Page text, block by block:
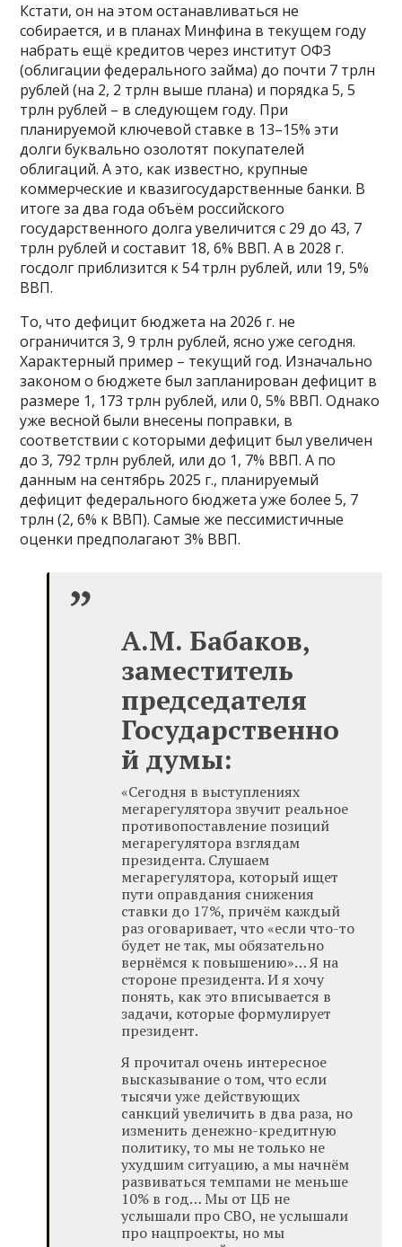
Кстати, он на этом останавливаться не
собирается, и в планах Минфина в текущем году
набрать ещё кредитов через институт ОФЗ
(облигации федерального займа) до почти 7 трлн
рублей (на 2, 2 трлн выше плана) и порядка 5, 5
трлн рублей – в следующем году. При
планируемой ключевой ставке в 13–15% эти
долги буквально озолотят покупателей
облигаций. А это, как известно, крупные
коммерческие и квазигосударственные банки. В
итоге за два года объём российского
государственного долга увеличится с 29 до 43, 7
трлн рублей и составит 18, 6% ВВП. А в 2028 г.
госдолг приблизится к 54 трлн рублей, или 19, 5%
ВВП.
То, что дефицит бюджета на 2026 г. не
ограничится 3, 9 трлн рублей, ясно уже сегодня.
Характерный пример – текущий год. Изначально
законом о бюджете был запланирован дефицит в
размере 1, 173 трлн рублей, или 0, 5% ВВП. Однако
уже весной были внесены поправки, в
соответствии с которыми дефицит был увеличен
до 3, 792 трлн рублей, или до 1, 7% ВВП. А по
данным на сентябрь 2025 г., планируемый
дефицит федерального бюджета уже более 5, 7
трлн (2, 6% к ВВП). Самые же пессимистичные
оценки предполагают 3% ВВП.
А.М. Бабаков,
заместитель
председателя
Государственно
й думы:
«Сегодня в выступлениях
мегарегулятора звучит реальное
противопоставление позиций
мегарегулятора взглядам
президента. Слушаем
мегарегулятора, который ищет
пути оправдания снижения
ставки до 17%, причём каждый
раз оговаривает, что «если что-то
будет не так, мы обязательно
вернёмся к повышению»… Я на
стороне президента. И я хочу
понять, как это вписывается в
задачи, которые формулирует
президент.
Я прочитал очень интересное
высказывание о том, что если
тысячи уже действующих
санкций увеличить в два раза, но
изменить денежно-кредитную
политику, то мы не только не
ухудшим ситуацию, а мы начнём
развиваться темпами не меньше
10% в год… Мы от ЦБ не
услышали про СВО, не услышали
про нацпроекты, но мы